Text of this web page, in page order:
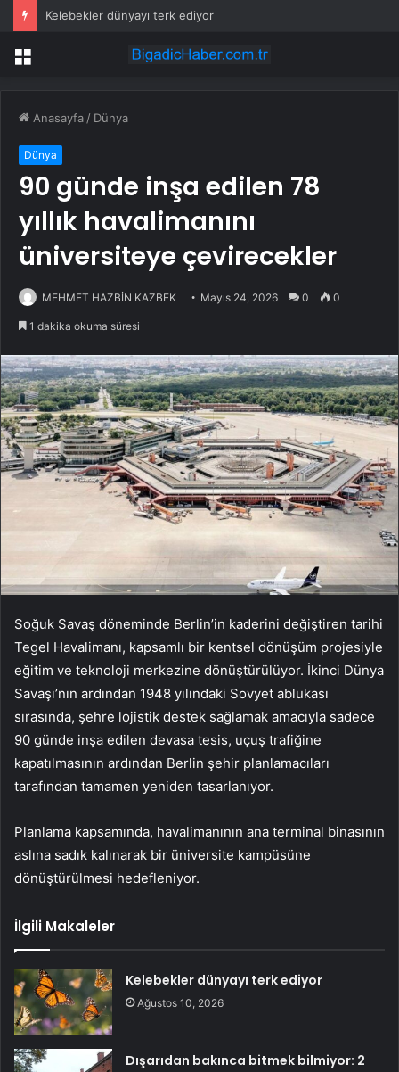
Kelebekler dünyayı terk ediyor
Menü
Anasayfa / Dünya
Dünya
90 günde inşa edilen 78
yıllık havalimanını
üniversiteye çevirecekler
MEHMET HAZBİN KAZBEK Mayıs 24, 2026 0 0
1 dakika okuma süresi
Soğuk Savaş döneminde Berlin’in kaderini değiştiren tarihi
Tegel Havalimanı, kapsamlı bir kentsel dönüşüm projesiyle
eğitim ve teknoloji merkezine dönüştürülüyor. İkinci Dünya
Savaşı’nın ardından 1948 yılındaki Sovyet ablukası
sırasında, şehre lojistik destek sağlamak amacıyla sadece
90 günde inşa edilen devasa tesis, uçuş trafiğine
kapatılmasının ardından Berlin şehir planlamacıları
tarafından tamamen yeniden tasarlanıyor.
Planlama kapsamında, havalimanının ana terminal binasının
aslına sadık kalınarak bir üniversite kampüsüne
dönüştürülmesi hedefleniyor.
İlgili Makaleler
Kelebekler dünyayı terk ediyor
Ağustos 10, 2026
Dışarıdan bakınca bitmek bilmiyor: 2